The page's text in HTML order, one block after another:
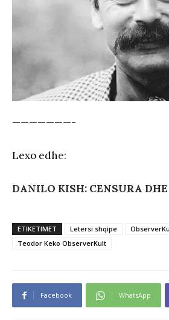
———————-
Lexo edhe:
DANILO KISH: CENSURA
ETIKETIMET Letersi shqipe
Teodor Keko ObserverKult
Facebook WhatsApp